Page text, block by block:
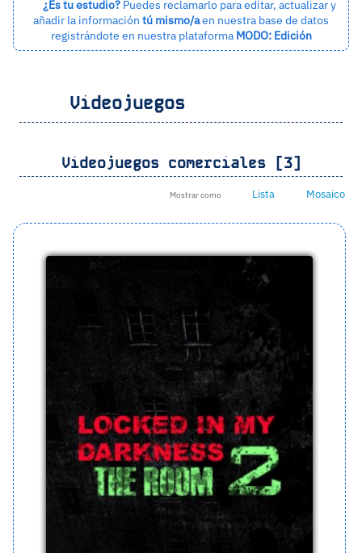
¿Es tu estudio? Puedes reclamarlo para editar, actualizar y
añadir la información tú mismo/aen nuestra base de datos
registrándote en nuestra plataforma MODO: Edición
Videojuegos
Videojuegos comerciales [3]
Mostrar como Lista Mosaico